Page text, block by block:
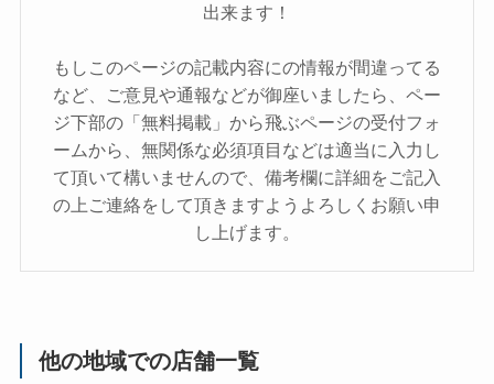
出来ます！
もしこのページの記載内容にの情報が間違ってる
など、ご意見や通報などが御座いましたら、ペー
ジ下部の「無料掲載」から飛ぶページの受付フォ
ームから、無関係な必須項目などは適当に入力し
て頂いて構いませんので、備考欄に詳細をご記入
の上ご連絡をして頂きますようよろしくお願い申
し上げます。
他の地域での店舗一覧